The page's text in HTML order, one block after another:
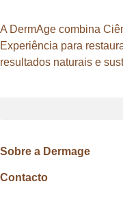
A DermAge combina
Experiência para
resultados naturais e
Sobre a Dermage
Contacto